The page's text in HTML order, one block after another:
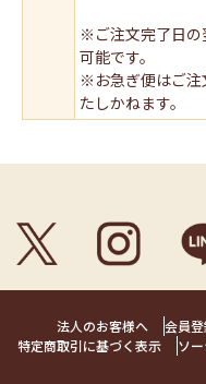
※ご注文完了日の
可能です。
※お急ぎ便はご注
たしかねます。
法人のお客様へ 会員
特定商取引に基づく表示
ソ